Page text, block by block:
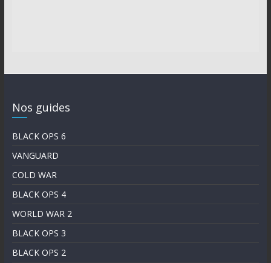
Nos guides
BLACK OPS 6
VANGUARD
COLD WAR
BLACK OPS 4
WORLD WAR 2
BLACK OPS 3
BLACK OPS 2